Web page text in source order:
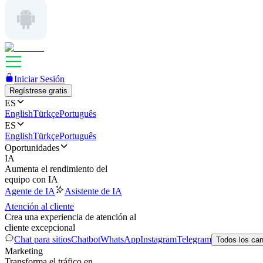
Iniciar Sesión
Regístrese gratis
ES
EnglishTürkçePortuguês
ES
EnglishTürkçePortuguês
Oportunidades
IA
Aumenta el rendimiento del
equipo con IA
Agente de IA
Asistente de IA
Atención al cliente
Crea una experiencia de atención al
cliente excepcional
Chat para sitiosChatbotWhatsAppInstagramTelegram Todos los
Marketing